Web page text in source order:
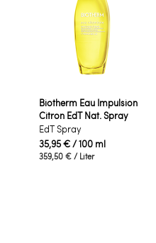
Biotherm Eau Impulsion
Citron EdT Nat. Spray
EdT Spray
35,95 € / 100 ml
359,50 € / Liter